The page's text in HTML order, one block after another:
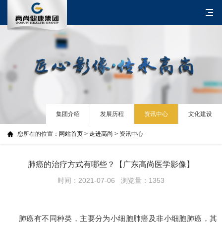
您所在的位置： 网站首页 > 走进高尚 > 资讯中心
集团介绍 发展历程 资讯中心 文化建设
肺癌的治疗方式有哪些？【广东高尚医学影像】
时间：2021-07-06 浏览量：1353
肺癌有不同种类 ，主要分为小细胞肺癌及非小细胞肺癌，其